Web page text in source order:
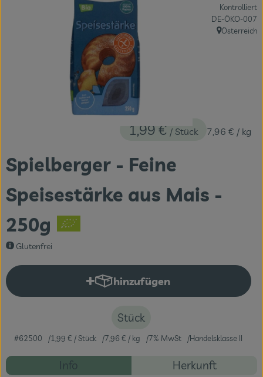
Themenwelten
Obst & Gemüse
Frischetheke
Vorratskammer
Naturdrogerie
Über uns
Service
Veranstaltungen
Spielberger - Feine
Speisestärke aus Mais -
250g
Glutenfrei
1,99 € / Stück 7,96 € / kg
Kontrolliert
, Kontrollstelle:
DE-ÖKO-007
, Herkunft:
Österreich
hinzufügen
Produkt zum Warenkorb
Stück
#62500 1,99 € / Stück 7,96 € / kg 7% MwSt Handelsklasse II
Rezepte
Info Herkunft